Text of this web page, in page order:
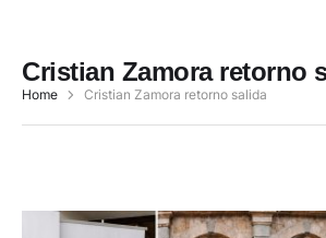
Cristian Zamora retorno
Home Cristian Zamora retorno salida